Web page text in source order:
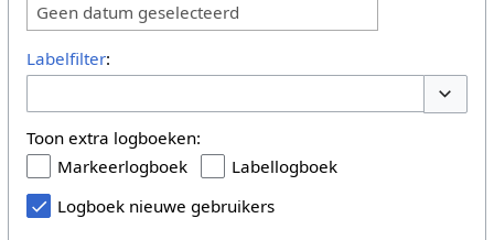
Geen datum geselecteerd
Labelfilter:
Toon extra logboeken:
Markeerlogboek
Labellogboek
Logboek nieuwe gebruikers